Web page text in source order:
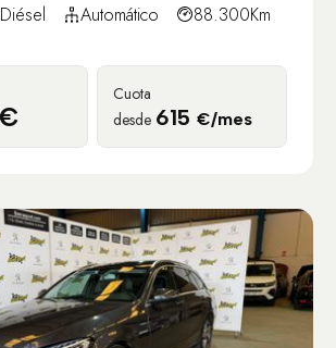
Diésel Automático
88.300Km
Cuota
desde 615 €/mes